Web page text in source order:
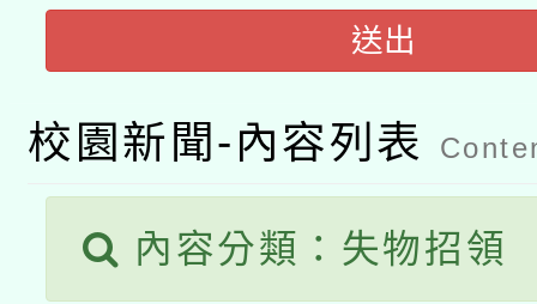
業技術研究院辦理「
動」
115年8月22日(星期六
開 智慧啟航」
2026年桃園地景藝術
送出
校園新聞-內容列表
內容分類：失物招領